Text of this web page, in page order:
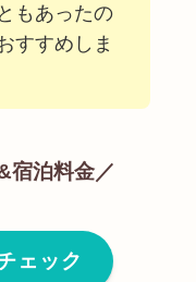
もあったの
すすめしま
宿泊料金／
ェック